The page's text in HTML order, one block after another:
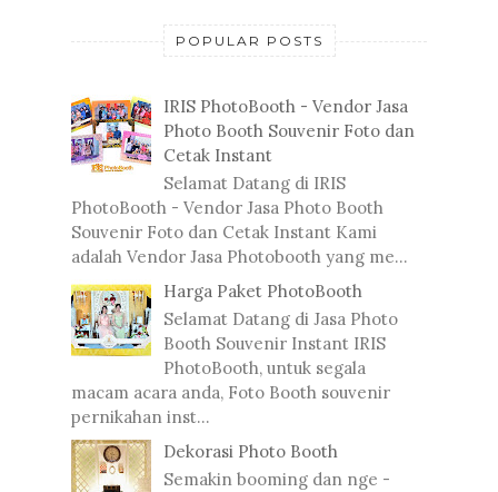
POPULAR POSTS
IRIS PhotoBooth - Vendor Jasa
Photo Booth Souvenir Foto dan
Cetak Instant
Selamat Datang di IRIS
PhotoBooth - Vendor Jasa Photo Booth
Souvenir Foto dan Cetak Instant Kami
adalah Vendor Jasa Photobooth yang me...
Harga Paket PhotoBooth
Selamat Datang di Jasa Photo
Booth Souvenir Instant IRIS
PhotoBooth, untuk segala
macam acara anda, Foto Booth souvenir
pernikahan inst...
Dekorasi Photo Booth
Semakin booming dan nge -